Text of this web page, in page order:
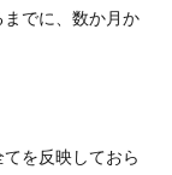
でに、数か月か
を反映しておら